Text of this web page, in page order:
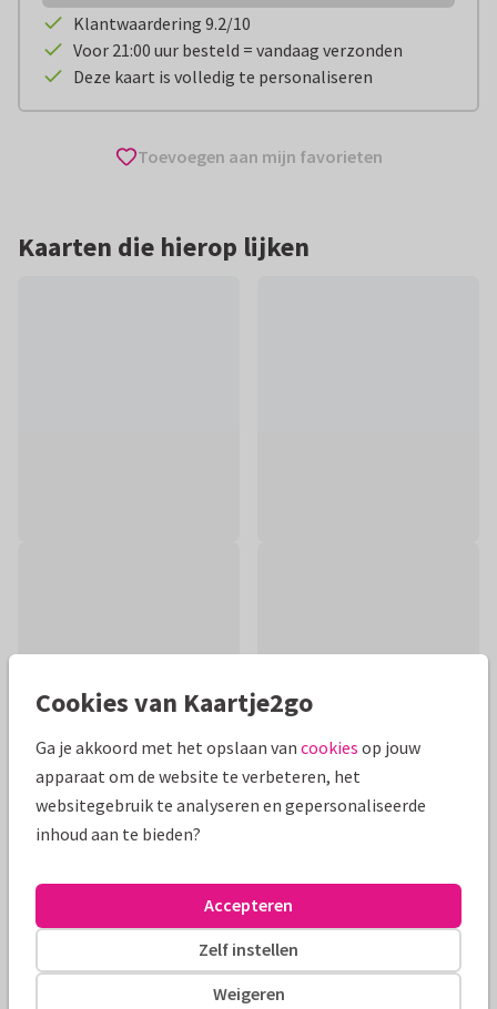
Klantwaardering 9.2/10
Voor 21:00 uur besteld = vandaag verzonden
Deze kaart is volledig te personaliseren
Toevoegen aan mijn favorieten
Kaarten die hierop lijken
Productinformatie
Beterschapskaart met tulpen. Op de voorkant staat geen
tekst. De tekst aan de binnenzijde is aanpasbaar.
Alle kaarten zijn helemaal naar wens aan te passen
Cookies van Kaartje2go
Ga je akkoord met het opslaan van cookies op jouw
apparaat om de website te verbeteren, het
websitegebruik te analyseren en gepersonaliseerde
inhoud aan te bieden?
Weigeren
Zelf instellen
Accepteren